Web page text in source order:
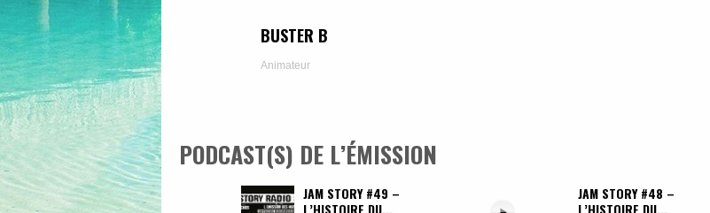
BUSTER B
Animateur
PODCAST(S) DE L’ÉMISSION
JAM STORY #49 –
L’HISTOIRE DU...
JAM STORY #48 –
L’HISTOIRE DU...